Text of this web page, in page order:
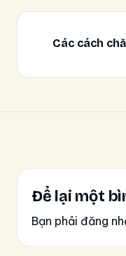
Các cách
Để lại một
Bạn phải đăng